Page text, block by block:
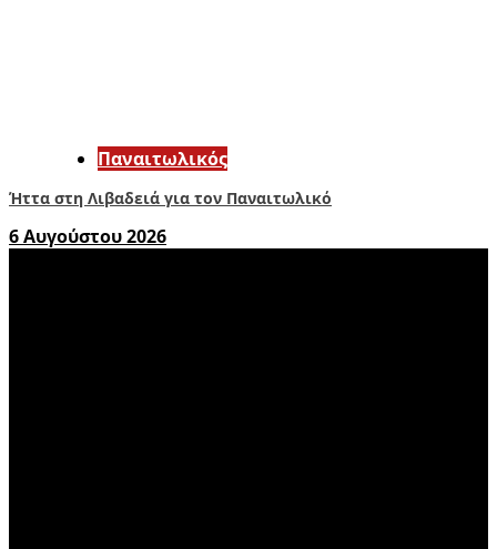
Παναιτωλικός
Ήττα στη Λιβαδειά για τον Παναιτωλικό
6 Αυγούστου 2026